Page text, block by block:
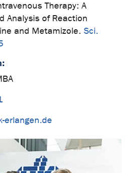
Therapy: A
Analysis of Reaction
and Metamizole. Sci.
erlangen.de